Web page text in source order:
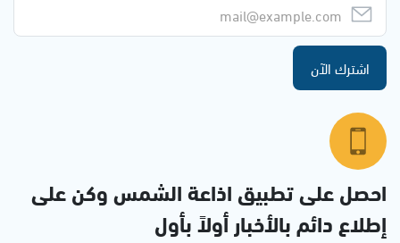
اشترك الآن
احصل على تطبيق اذاعة الشمس وكن على
إطلاع دائم بالأخبار أولاً بأول